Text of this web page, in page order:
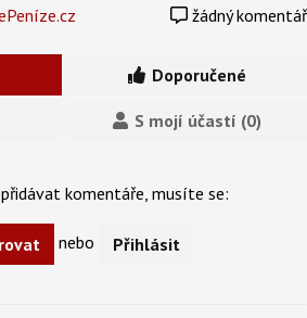
žádný komentář
Doporučené
S mojí účastí (0)
komentáře, musíte se:
nebo Přihlásit